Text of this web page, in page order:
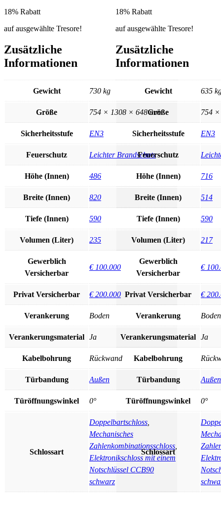
18% Rabatt
auf ausgewählte Tresore!
Zusätzliche
Informationen
Gewicht 730 kg
Größe 754 × 1308 × 648 mm
Sicherheitsstufe EN3
Feuerschutz Leichter Brandschutz
Höhe (Innen) 486
Breite (Innen) 820
Tiefe (Innen) 590
Volumen (Liter) 235
Gewerblich
Versicherbar
€ 100.000
Privat Versicherbar € 200.000
Verankerung Boden
Verankerungsmaterial Ja
Kabelbohrung Rückwand
Türbandung Außen
Türöffnungswinkel 0°
Schlossart
Doppelbartschloss
Mechanisches
Zahlenkombinationsschloss
Elektronikschloss mit einem
Notschlüssel CCB90
schwarz
18% Rabatt
auf ausgewählte Tresore!
Zusätzliche
Informationen
Gewicht 635
Größe 754
Sicherheitsstufe EN3
Feuerschutz
Höhe (Innen) 716
Breite (Innen) 514
Tiefe (Innen) 590
Volumen (Liter) 217
Gewerblich
Versicherbar
€
Privat Versicherbar €
Verankerung Boden
Verankerungsmaterial Ja
Kabelbohrung
Türbandung Außen
Türöffnungswinkel 0°
Schlossart